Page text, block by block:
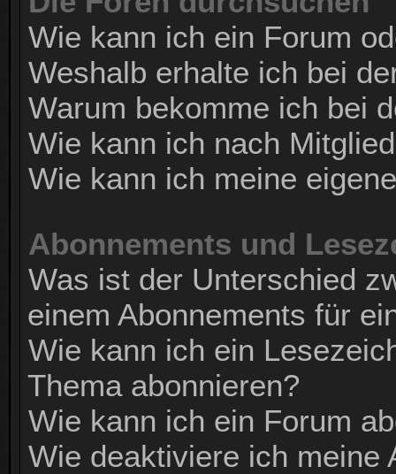
Wie kann ich ein Forum
Weshalb erhalte ich bei
Warum bekomme ich bei
Wie kann ich nach
Wie kann ich meine
Abonnements und
Was ist der Unterschied
einem Abonnements für
Wie kann ich ein
Thema abonnieren?
Wie kann ich ein Forum
Wie deaktiviere ich meine